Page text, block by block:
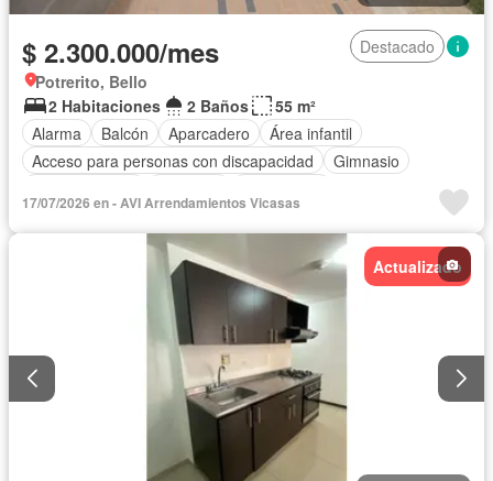
$ 2.300.000/mes
Destacado
Potrerito, Bello
2 Habitaciones
2 Baños
55 m²
Alarma
Balcón Aparcadero
Área infantil
Acceso para personas con discapacidad
Gimnasio
Vista panorámica
Sauna Seguridad privada
17/07/2026 en - AVI Arrendamientos Vicasas
Actualizado